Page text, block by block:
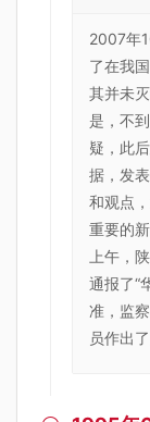
2007年
了在我
其并未
是，不
疑，此
据，发
和观点
重要的
上午，
通报了“
准，监
员作出